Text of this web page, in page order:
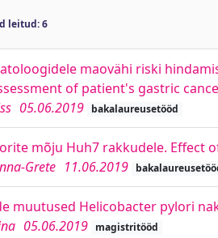
leitud: 6
maovähi riski
of patient's gastric
05.06.2019 bakalaureusetööd
mõju Huh7 rakkudele. Effect
Grete 11.06.2019
muutused Helicobacter pylori
05.06.2019 magistritööd